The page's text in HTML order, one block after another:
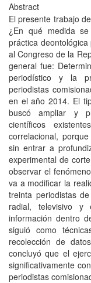
Abstract
El presente trabajo
¿En qué medida
práctica
al Congreso de la
general fue:
periodístico y la
periodistas
en el año 2014. El
buscó ampliar y
científicos
correlacional,
sin entrar a
experimental de
observar el
va a modificar la
treinta periodistas
radial, televisivo y
información dentro
siguió como
recolección de
concluyó que el
significativamente
periodistas